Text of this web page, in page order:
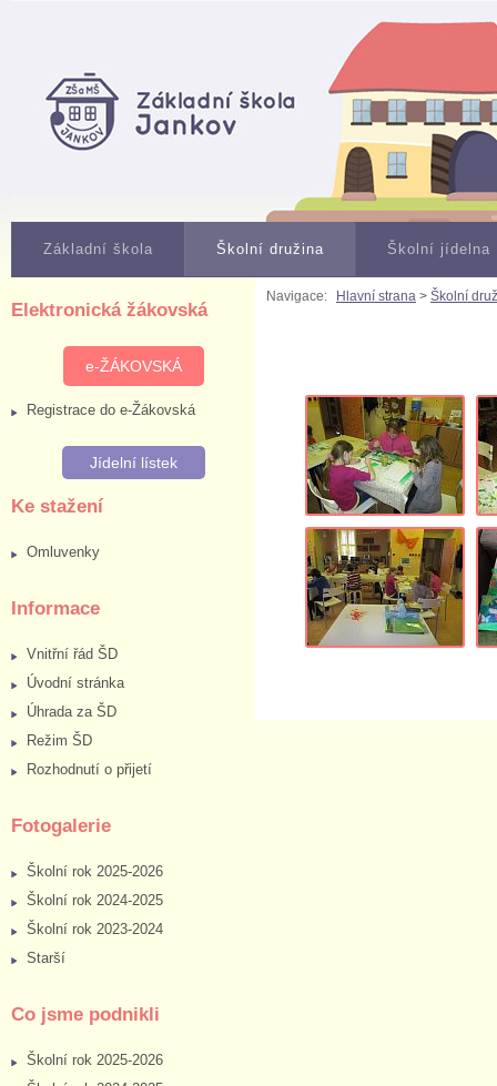
Základní škola Školní družina Školní jídelna
Elektronická žákovská
e-ŽÁKOVSKÁ
Registrace do e-Žákovská
Jídelní lístek
Ke stažení
Omluvenky
Informace
Vnitřní řád ŠD
Úvodní stránka
Úhrada za ŠD
Režim ŠD
Rozhodnutí o přijetí
Fotogalerie
Školní rok 2025-2026
Školní rok 2024-2025
Školní rok 2023-2024
Starší
Co jsme podnikli
Školní rok 2025-2026
Navigace: Hlavní strana > Školní